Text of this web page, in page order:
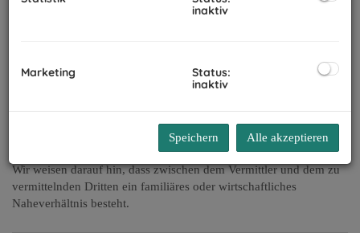
Die Grundstücksfläche im Ausmaß von 1.056 m² weist die
Für den Bauplatz besteht eine Bauverpflichtung. Dies bedeutet,
weiterer 5 Jahre die Fertigstellung zu erfolgen hat..
Der Ankauf erfolgt für den Käufer provisionsfrei.
Wir weisen darauf hin, dass zwischen dem Vermittler und dem zu
vermittelnden Dritten ein familiäres oder wirtschaftliches
Naheverhältnis besteht.
inaktiv
Marketing
Status:
inaktiv
Speichern Alle akzeptieren